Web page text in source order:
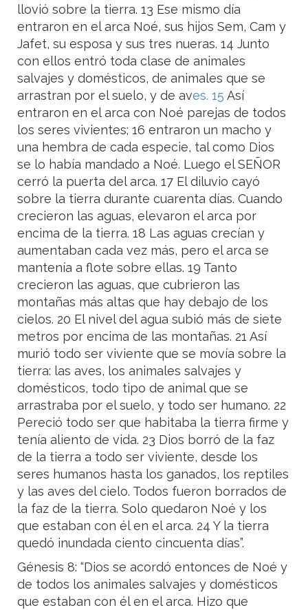
llovió sobre la tierra. 13 Ese mismo día
entraron en el arca Noé, sus hijos Sem, Cam y
Jafet, su esposa y sus tres nueras. 14 Junto
con ellos entró toda clase de animales
salvajes y domésticos, de animales que se
arrastran por el suelo, y de aves. 15 Así
entraron en el arca con Noé parejas de todos
los seres vivientes; 16 entraron un macho y
una hembra de cada especie, tal como Dios
se lo había mandado a Noé. Luego el SEÑOR
cerró la puerta del arca. 17 El diluvio cayó
sobre la tierra durante cuarenta días. Cuando
crecieron las aguas, elevaron el arca por
encima de la tierra. 18 Las aguas crecían y
aumentaban cada vez más, pero el arca se
mantenía a flote sobre ellas. 19 Tanto
crecieron las aguas, que cubrieron las
montañas más altas que hay debajo de los
cielos. 20 El nivel del agua subió más de siete
metros por encima de las montañas. 21 Así
murió todo ser viviente que se movía sobre la
tierra: las aves, los animales salvajes y
domésticos, todo tipo de animal que se
arrastraba por el suelo, y todo ser humano. 22
Pereció todo ser que habitaba la tierra firme y
tenía aliento de vida. 23 Dios borró de la faz
de la tierra a todo ser viviente, desde los
seres humanos hasta los ganados, los reptiles
y las aves del cielo. Todos fueron borrados de
la faz de la tierra. Solo quedaron Noé y los
que estaban con él en el arca. 24 Y la tierra
quedó inundada ciento cincuenta días”.
Génesis 8: “Dios se acordó entonces de Noé y
de todos los animales salvajes y domésticos
que estaban con él en el arca. Hizo que